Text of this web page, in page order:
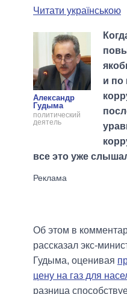
МЭРЫ
ВСЕ ПЕРСОНЫ
Читати українською
Александр
Гудыма
политический
деятель
и по
все это уже
Об этом в
рассказал экс-
Гудыма, оценивая
цену на газ для
разница